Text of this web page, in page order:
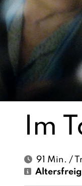
Im
91 Min. /